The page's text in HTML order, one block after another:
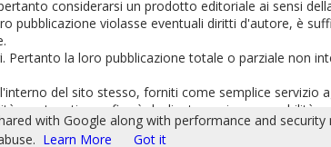
considerarsi un prodotto editoriale ai sensi
violasse eventuali diritti d'autore, è
la loro pubblicazione totale o parziale non
del sito stesso, forniti come semplice servizio
contenuti e grafica è declinata ogni responsabilità.
o post inserito vincola l'autore dello stesso ad
with Google along with performance and
Learn More Got it